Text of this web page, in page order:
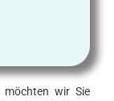
wir Sie